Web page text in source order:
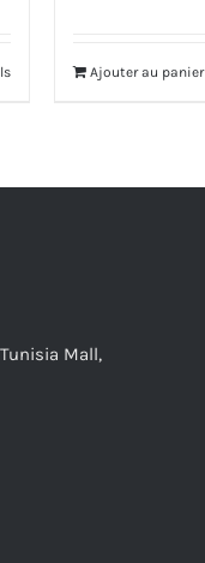
Ajouter au panier
Mall,